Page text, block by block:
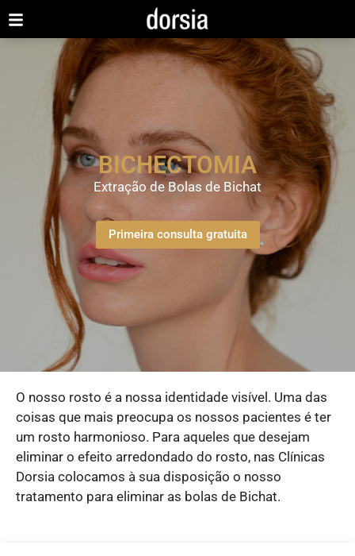
BICHECTOMIA
Extração de Bolas de Bichat
Primeira consulta gratuita
O nosso rosto é a nossa identidade visível. Uma das
coisas que mais preocupa os nossos pacientes é ter
um rosto harmonioso. Para aqueles que desejam
eliminar o efeito arredondado do rosto, nas Clínicas
Dorsia colocamos à sua disposição o nosso
tratamento para eliminar as bolas de Bichat.